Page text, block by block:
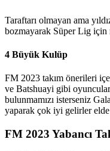
Taraftarı olmayan ama
bozmayarak Süper Lig için
4 Büyük Kulüp
FM 2023 takım önerileri
ve Batshuayi gibi
bulunmamızı isterseniz
yaparak çok iyi gelirler
FM 2023 Yabancı